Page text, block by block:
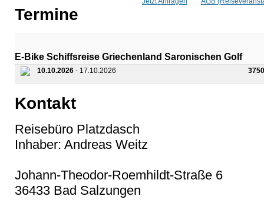
Termine
E-Bike Schiffsreise Griechenland Saronischen Golf
10.10.2026 - 17.10.2026
Kontakt
Reisebüro Platzdasch
Inhaber: Andreas Weitz
Johann-Theodor-Roemhildt-Straße 6
36433 Bad Salzungen